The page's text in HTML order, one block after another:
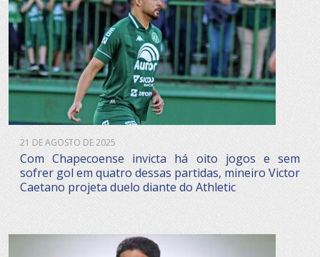
21 DE AGOSTO DE 2025
Com Chapecoense invicta há oito jogos e sem
sofrer gol em quatro dessas partidas, mineiro Victor
Caetano projeta duelo diante do Athletic